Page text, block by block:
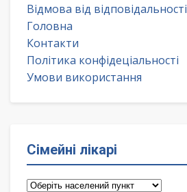
Відмова від відповідальності
Головна
Контакти
Політика конфідеціальності
Умови використання
Сімейні лікарі
Сімейні